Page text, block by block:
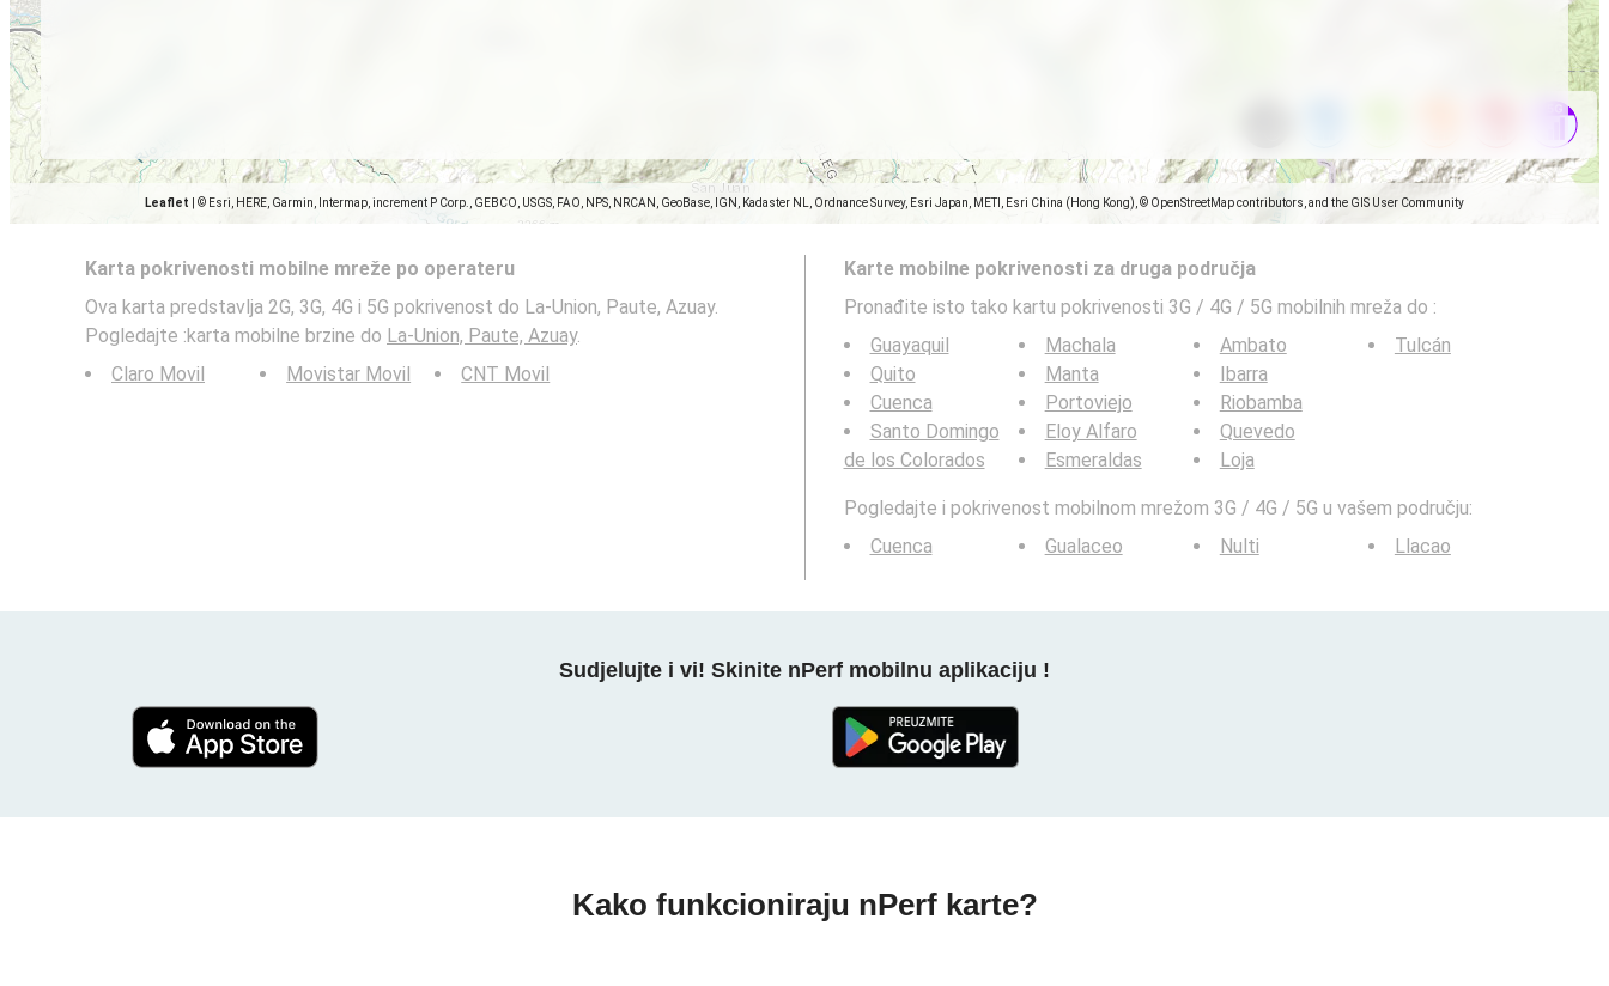
Leaflet © Esri, HERE, Garmin, Intermap, increment P Corp., GEBCO, USGS, FAO, NPS, NRCAN, GeoBase, IGN, Kadaster NL, Ordnance Survey, Esri Japan, METI, Esri China (Hong Kong), © OpenStreetMap contributors, and the GIS User Community
Karta pokrivenosti mobilne mreže po operateru
Ova karta predstavlja 2G, 3G, 4G i 5G pokrivenost do La-Union, Paute, Azuay.
Pogledajte :karta mobilne brzine do La-Union, Paute, Azuay.
Claro Movil
Movistar Movil CNT Movil
Karte mobilne pokrivenosti za druga područja
Pronađite isto tako kartu pokrivenosti 3G / 4G / 5G mobilnih mreža do :
Guayaquil
Quito
Cuenca
Santo Domingo
de los Colorados
Machala
Manta
Portoviejo
Eloy Alfaro
Esmeraldas
Ambato
Ibarra
Riobamba
Quevedo
Loja
Tulcán
Pogledajte i pokrivenost mobilnom mrežom 3G / 4G / 5G u vašem području:
Cuenca
Gualaceo Nulti Llacao
Sudjelujte i vi! Skinite nPerf mobilnu aplikaciju !
Kako funkcioniraju nPerf karte?